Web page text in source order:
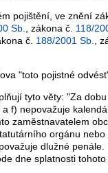
pojištění, ve znění
Sb. , zákona č. 118/
č. 188/2001 Sb.
,
"toto pojistné
tyto věty: "Za dobu
f) nepovažuje
zaměstnavatelem
orgánu
dlužné
dne splatnosti